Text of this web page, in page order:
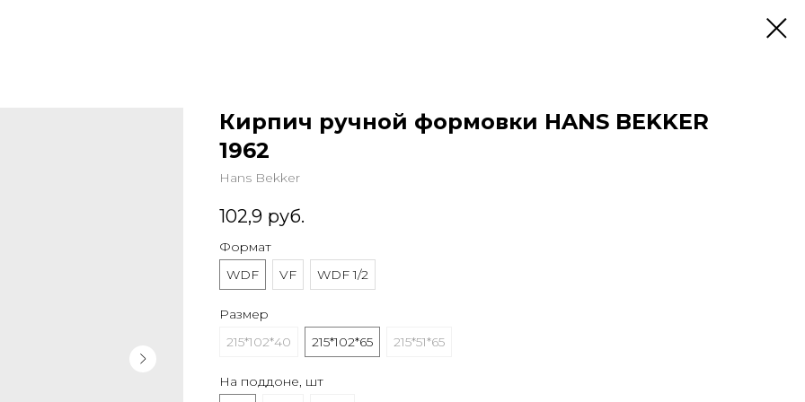
Кирпич ручной формовки HANS BEKKER
1962
Hans Bekker
102,9 руб.
Формат
WDF
VF WDF 1/2
Размер
215*102*40
215*102*65 215*51*65
На поддоне, шт